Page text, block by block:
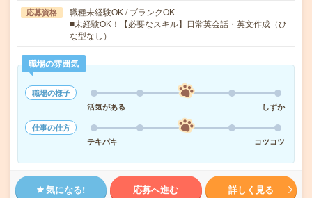
応募資格
職種未経験OK / ブランクOK
■未経験OK！【必要なスキル】日常英会話・英文作成（ひ
な型なし）
職場の雰囲気
職場の様子
活気がある
しずか
仕事の仕方
テキパキ
コツコツ
気になる! 応募へ進む 詳しく見る